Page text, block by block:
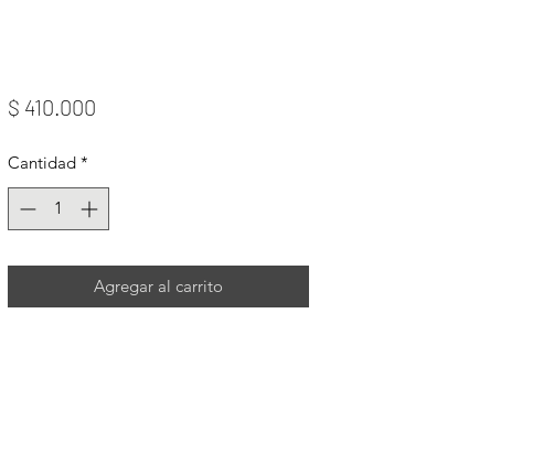
$ 410.000Precio
Cantidad *
Agregar al carrito